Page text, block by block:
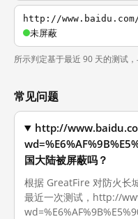
http://www.baidu.com/
未屏蔽
所示判定基于最近 90 天的测试，
常见问题
http://
国大陆被屏蔽吗？
根据 GreatFire 对防火长
最近一次测试，http://